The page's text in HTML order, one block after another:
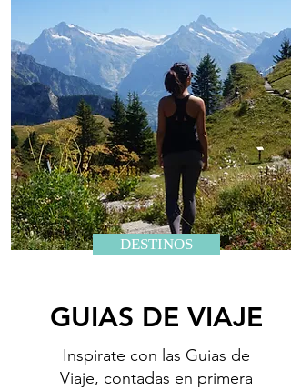
DESTINOS
GUIAS DE VIAJE
Inspirate con las Guias de
Viaje, contadas en primera